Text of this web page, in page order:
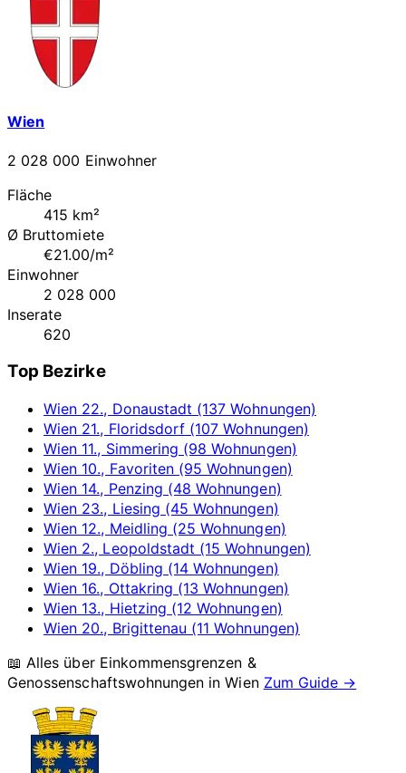
Wien
2 028 000 Einwohner
Fläche
415 km²
Ø Bruttomiete
€21.00/m²
Einwohner
2 028 000
Inserate
620
Top Bezirke
Wien 22., Donaustadt (137 Wohnungen)
Wien 21., Floridsdorf (107 Wohnungen)
Wien 11., Simmering (98 Wohnungen)
Wien 10., Favoriten (95 Wohnungen)
Wien 14., Penzing (48 Wohnungen)
Wien 23., Liesing (45 Wohnungen)
Wien 12., Meidling (25 Wohnungen)
Wien 2., Leopoldstadt (15 Wohnungen)
Wien 19., Döbling (14 Wohnungen)
Wien 16., Ottakring (13 Wohnungen)
Wien 13., Hietzing (12 Wohnungen)
Wien 20., Brigittenau (11 Wohnungen)
📖 Alles über Einkommensgrenzen &
Genossenschaftswohnungen inWien Zum Guide →